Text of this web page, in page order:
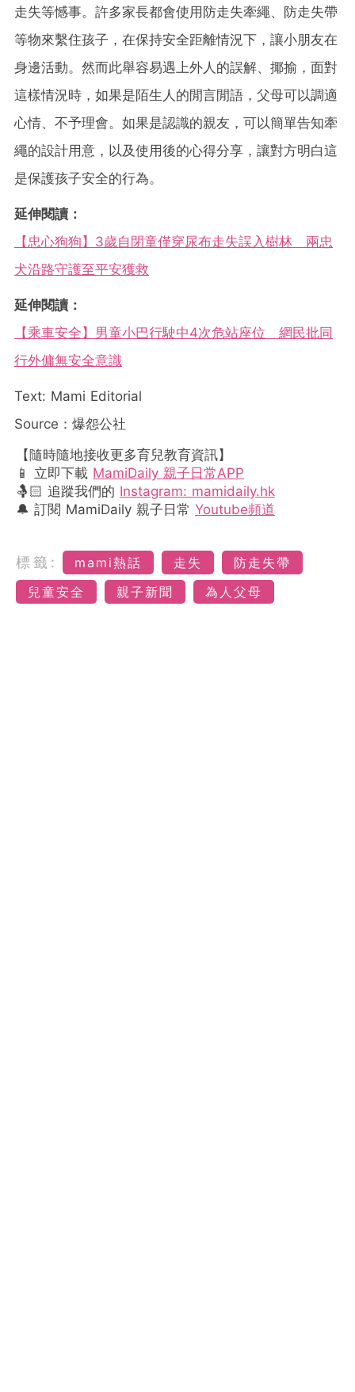
走失等憾事。許多家長都會使用防走失牽繩、防走失帶
等物來繫住孩子，在保持安全距離情況下，讓小朋友在
身邊活動。然而此舉容易遇上外人的誤解、揶揄，面對
這樣情況時，如果是陌生人的閒言閒語，父母可以調適
心情、不予理會。如果是認識的親友，可以簡單告知牽
繩的設計用意，以及使用後的心得分享，讓對方明白這
是保護孩子安全的行為。
延伸閱讀：
【忠心狗狗】3歲自閉童僅穿尿布走失誤入樹林 兩忠
犬沿路守護至平安獲救
延伸閱讀：
【乘車安全】男童小巴行駛中4次危站座位 網民批同
行外傭無安全意識
Text: Mami Editorial
Source：爆怨公社
【隨時隨地接收更多育兒教育資訊】
📱 立即下載 MamiDaily 親子日常APP
🤱🏻 追蹤我們的 Instagram: mamidaily.hk
🔔 訂閱 MamiDaily 親子日常 Youtube頻道
標籤: mami熱話 走失
防走失帶
兒童安全
親子新聞 為人父母